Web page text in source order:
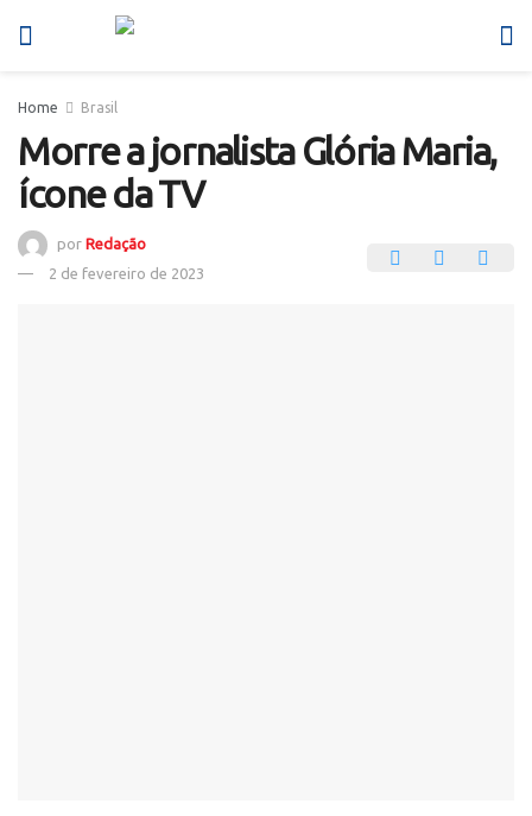
Home Brasil
Morre a jornalista Glória Maria,
ícone da TV
por Redação
2 de fevereiro de 2023